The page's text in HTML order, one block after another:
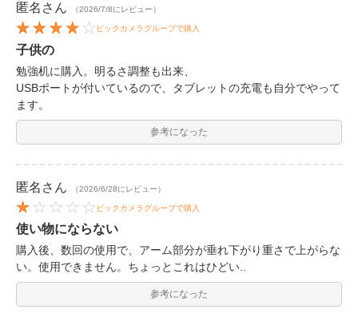
匿名 さん （2026/7/8にレビュー）
ビックカメラグループで購入
子供の
勉強机に購入。明るさ調整も出来、
USBポートが付いているので、タブレットの充電も自分でやって
ます。
参考になった
匿名 さん （2026/6/28にレビュー）
ビックカメラグループで購入
使い物にならない
購入後、数回の使用で、アーム部分が垂れ下がり重さで上がらな
い。使用できません。ちょっとこれはひどい..
参考になった